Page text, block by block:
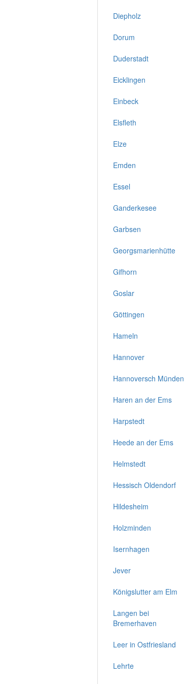
Diepholz
Dorum
Duderstadt
Eicklingen
Einbeck
Elsfleth
Elze
Emden
Essel
Ganderkesee
Garbsen
Georgsmarienhütte
Gifhorn
Goslar
Göttingen
Hameln
Hannover
Hannoversch Münden
Haren an der Ems
Harpstedt
Heede an der Ems
Helmstedt
Hessisch Oldendorf
Hildesheim
Holzminden
Isernhagen
Jever
Königslutter am Elm
Langen bei
Bremerhaven
Leer in Ostfriesland
Lehrte